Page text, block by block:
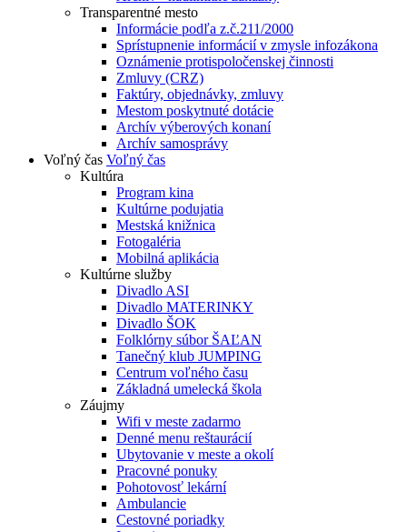
Transparentné mesto
Informácie podľa z.č.211/2000
Sprístupnenie informácií v zmysle infozákona
Oznámenie protispoločenskej činnosti
Zmluvy (CRZ)
Faktúry, objednávky, zmluvy
Mestom poskytnuté dotácie
Archív výberových konaní
Archív samosprávy
Voľný čas Voľný čas
Kultúra
Program kina
Kultúrne podujatia
Mestská knižnica
Fotogaléria
Mobilná aplikácia
Kultúrne služby
Divadlo ASI
Divadlo MATERINKY
Divadlo ŠOK
Folklórny súbor ŠAĽAN
Tanečný klub JUMPING
Centrum voľného času
Základná umelecká škola
Záujmy
Wifi v meste zadarmo
Denné menu reštaurácií
Ubytovanie v meste a okolí
Pracovné ponuky
Pohotovosť lekární
Ambulancie
Cestovné poriadky